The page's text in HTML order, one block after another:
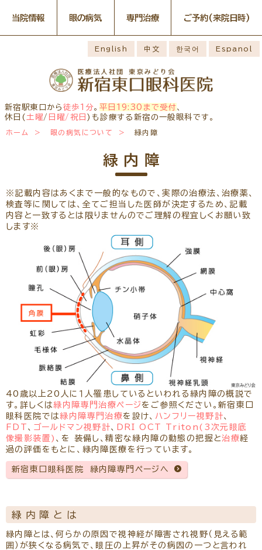
English 中文 한국어 Espanol
新宿駅東口から 徒歩1分。 平日19:30まで受付、
休日( 土曜/ 日曜/祝日 )も診療する新宿の一般眼科です。
当院情報
感染症予防のための衛生環境
整備の取り組み
医師のご紹介
ごあいさつ 当院勤務医師のご紹介
院内の様子 検査・治療・手術機器
診療のご案内
当院へお越しになる方へのお
診察の流れ
アクセス
当院へのアクセス
よくある質問
診療報酬に関する院内掲示
リンク
リクルート
パンフレットのダウンロード
眼の病気
症状から探す
構造から探す
お薬の使用方法
主な眼科疾患
糖尿病性網膜症 緑内障 網膜硝子体疾患
花粉症
診療
学校近視について
専門治療
網膜・硝子体疾患専門治療ペ
ージ
ドライアイ専門治療ページ
緑内障専門治療ページ
角膜疾患専門治療ページ
花粉症総合ページ
抗VEGF抗体療法
ボツリヌス療法
手術担当医のご紹介
由
コンタクトレンズ診療
コンタクトレンズの種類と特徴
方へ
初めてコンタクトレンズを使う
コンタクトレンズトラブル
ご予約(来院日時)
WEB予約(来院日時の設定)
小児眼科専門治療を予約
コンタクトレンズ診療を予約
白内障専門治療を予約
白内障手術公開講座を予約
網膜・硝子体専門治療を予約
ドライアイ専門治療を予約
黄斑専門治療を予約
緑内障専門治療を予約
ぶどう膜専門治療を予約
予約をキャンセルする
ホーム 眼の病気について 緑内障
緑内障
※記載内容はあくまで一般的なもので、実際の治療法、治療薬、
検査等に関しては、全てご担当した医師が決定するため、記載
内容と一致するとは限りませんのでご理解の程宜しくお願い致
します※
40歳以上20人に１人罹患しているといわれる緑内障の概説で
す。詳しくは緑内障専門治療ページ をご参照ください。新宿東口
眼科医院では緑内障専門治療を設け、 ハンフリー視野計、
FDT 、 ゴールドマン視野計、
DRI OCT Triton(3次元眼底
像撮影装置) 、を 装備し、精密な緑内障の動態の把握と治療経
過の評価をもとに、緑内障医療を行っています。
新宿東口眼科医院 緑内障専門ページへ
緑内障とは
緑内障とは、何らかの原因で視神経が障害され視野（見える範
囲）が狭くなる病気で、眼圧の上昇がその病因の一つと言われ